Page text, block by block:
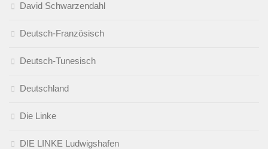
David Schwarzendahl
Deutsch-Französisch
Deutsch-Tunesisch
Deutschland
Die Linke
DIE LINKE Ludwigshafen